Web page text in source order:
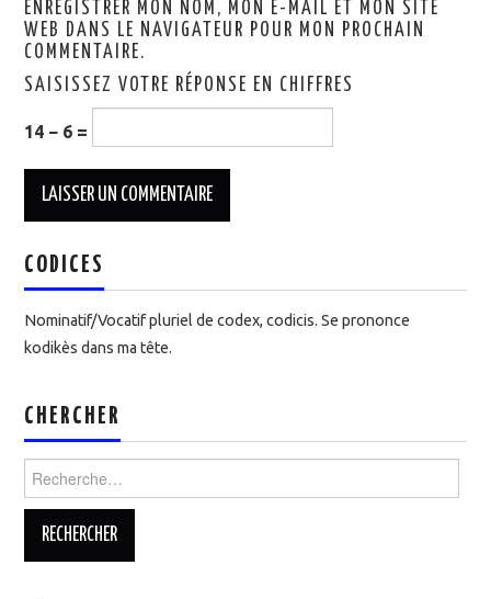
ENREGISTRER MON NOM, MON E-MAIL ET MON SITE
WEB DANS LE NAVIGATEUR POUR MON PROCHAIN
COMMENTAIRE.
SAISISSEZ VOTRE RÉPONSE EN CHIFFRES
14 − 6 =
CODICES
Nominatif/Vocatif pluriel de codex, codicis. Se prononce
kodikès dans ma tête.
CHERCHER
Rechercher :